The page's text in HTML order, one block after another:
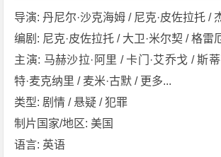
第
三
季
导演: 丹尼尔·沙克海姆 / 尼克·皮佐拉托 /
编剧: 尼克·皮佐拉托 / 大卫·米尔契 / 格雷
主演: 马赫沙拉·阿里 / 卡门·艾乔戈 / 斯
特·麦克纳里 / 麦米·古默 / 更多...
类型: 剧情 / 悬疑 / 犯罪
制片国家/地区: 美国
语言: 英语